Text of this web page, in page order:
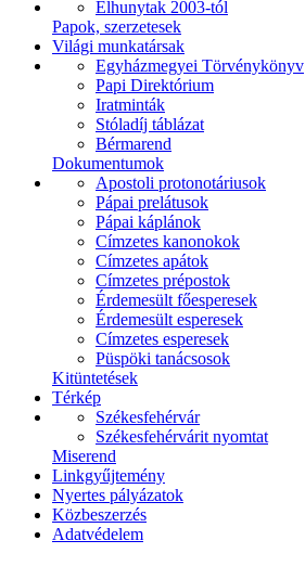
Elhunytak 2003-tól
Papok, szerzetesek
Világi munkatársak
Egyházmegyei Törvénykönyv
Papi Direktórium
Iratminták
Stóladíj táblázat
Bérmarend
Dokumentumok
Apostoli protonotáriusok
Pápai prelátusok
Pápai káplánok
Címzetes kanonokok
Címzetes apátok
Címzetes prépostok
Érdemesült főesperesek
Érdemesült esperesek
Címzetes esperesek
Püspöki tanácsosok
Kitüntetések
Térkép
Székesfehérvár
Székesfehérvárit nyomtat
Miserend
Linkgyűjtemény
Nyertes pályázatok
Közbeszerzés
Adatvédelem